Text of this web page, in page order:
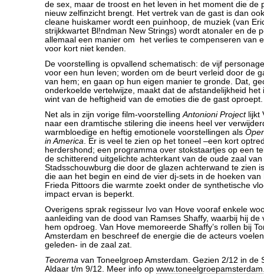
de sex, maar de troost en het leven in het moment die de
nieuw zelfinzicht brengt. Het vertrek van de gast is dan
cleane huiskamer wordt een puinhoop, de muziek (van
strijkkwartet Bl!ndman New Strings) wordt atonaler en de
allemaal een manier om het verlies te compenseren van
voor kort niet kenden.
De voorstelling is opvallend schematisch: de vijf
voor een hun leven; worden om de beurt verleid door de
van hem; en gaan op hun eigen manier te gronde. Dat,
onderkoelde vertelwijze, maakt dat de afstandelijkheid het
wint van de heftigheid van de emoties die de gast oproept.
Net als in zijn vorige film-voorstellingAntonioni Projectlijkt
naar een dramtische stilering die ineens heel ver
warmbloedige en heftig emotionele voorstellingen als
in America. Er is veel te zien op het toneel –een kort
herdershond; een programma over stokstaartjes op een
de schitterend uitgelichte achterkant van de oude zaal van
Stadsschouwburg die door de glazen achterwand te zien
die aan het begin en eind de vier dj-sets in de hoeken
Frieda Pittoors die warmte zoekt onder de synthetische
impact ervan is beperkt.
Overigens sprak regisseur Ivo van Hove vooraf enkele
aanleiding van de dood van Ramses Shaffy, waarbij hij de
hem opdroeg. Van Hove memoreerde Shaffy’s rollen bij
Amsterdam en beschreef de energie die de acteurs
geleden- in de zaal zat.
Teorema van Toneelgroep Amsterdam. Gezien 2/12 in de
Aldaar t/m 9/12. Meer info op